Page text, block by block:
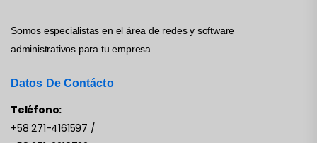
Somos especialistas en el área de redes y software
administrativos para tu empresa.
Datos De Contácto
Teléfono:
+58 271-4161597 /